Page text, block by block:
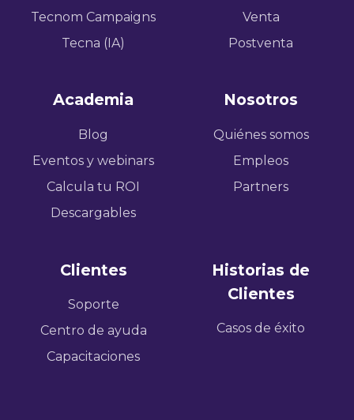
Tecnom Campaigns
Tecna (IA)
Venta
Postventa
Academia
Blog
Eventos y webinars
Calcula tu ROI
Descargables
Nosotros
Quiénes somos
Empleos
Partners
Clientes
Soporte
Centro de ayuda
Capacitaciones
Historias de
Clientes
Casos de éxito